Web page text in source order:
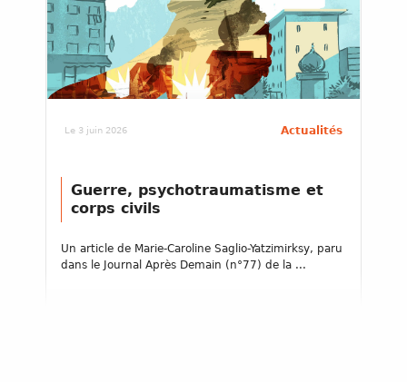
Le 3 juin 2026 Actualités
Guerre, psychotraumatisme et
corps civils
Un article de Marie-Caroline Saglio-Yatzimirksy, paru
dans le Journal Après Demain (n°77) de la ...